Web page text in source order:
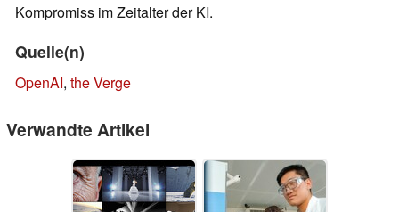
Kompromiss im Zeitalter der KI.
Quelle(n)
OpenAI, the Verge
Verwandte Artikel